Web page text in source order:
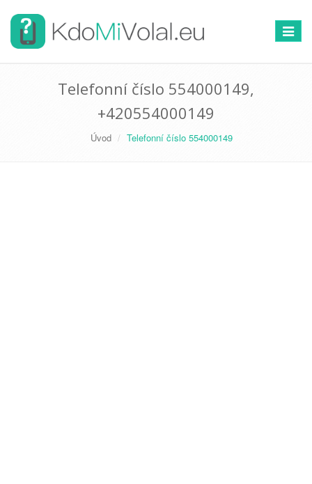
Telefonní číslo 554000149,
+420554000149
Úvod Telefonní číslo 554000149